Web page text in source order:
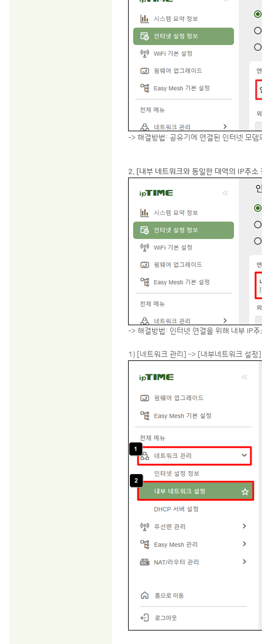
-> 해결방법: 공유기에 연결된 인터넷 모
2. [내부 네트워크와 동일한 대역의 IP주소
-> 해결방법: 인터넷 연결을 위해 내부 IP
1) [네트워크 관리] –> [내부네트워크 설정